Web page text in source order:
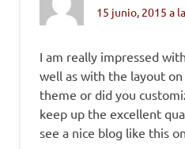
15 junio, 2015 a
I am really impressed
well as with the layout
theme or did you
keep up the excellent
see a nice blog like this